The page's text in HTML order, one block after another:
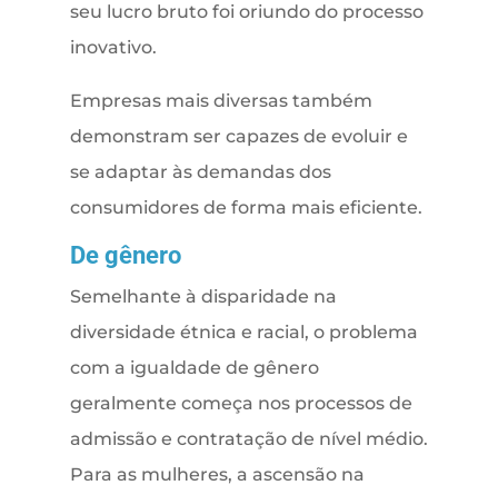
seu lucro bruto foi oriundo do processo
inovativo.
Empresas mais diversas também
demonstram ser capazes de evoluir e
se adaptar às demandas dos
consumidores de forma mais eficiente.
De gênero
Semelhante à disparidade na
diversidade étnica e racial, o problema
com a igualdade de gênero
geralmente começa nos processos de
admissão e contratação de nível médio.
Para as mulheres, a ascensão na